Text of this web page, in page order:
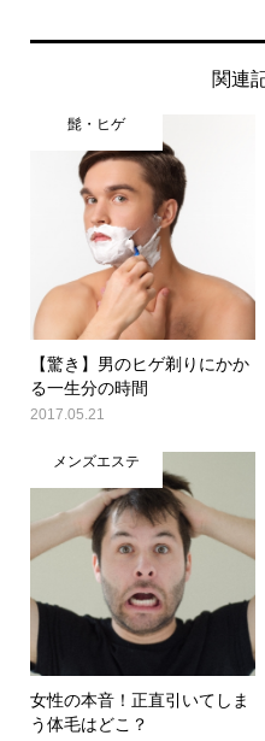
関連
髭・ヒゲ
【驚き】男のヒゲ剃りにかか
る一生分の時間
2017.05.21
メンズエステ
女性の本音！正直引いてしま
う体毛はどこ？